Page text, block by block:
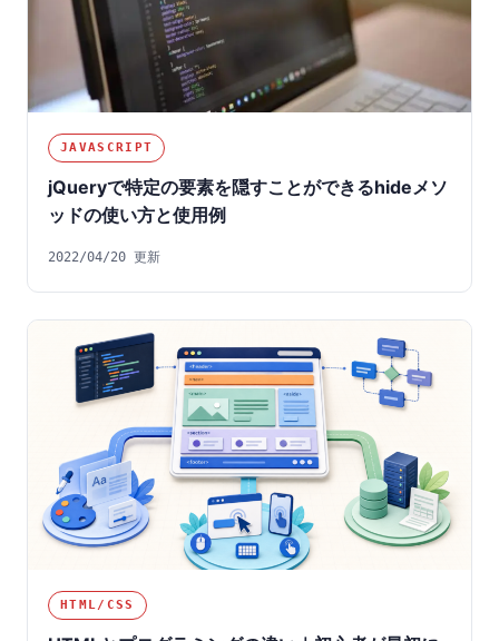
JAVASCRIPT
jQueryで特定の要素を隠すことができるhideメソ
ッドの使い方と使用例
2022/04/20 更新
HTML/CSS